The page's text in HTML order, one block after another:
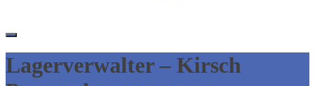
Lagerverwalter – Kirsch